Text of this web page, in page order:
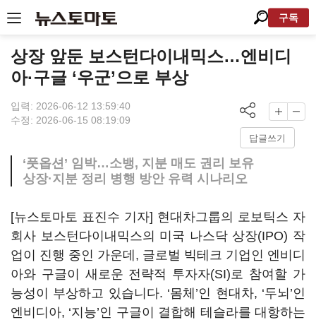
구독
상장 앞둔 보스턴다이내믹스…엔비디
아·구글 ‘우군’으로 부상
입력: 2026-06-12 13:59:40
수정: 2026-06-15 08:19:09
답글쓰기
‘풋옵션’ 임박…소뱅, 지분 매도 권리 보유
상장·지분 정리 병행 방안 유력 시나리오
[뉴스토마토 표진수 기자] 현대차그룹의 로보틱스 자
회사 보스턴다이내믹스의 미국 나스닥 상장(IPO) 작
업이 진행 중인 가운데, 글로벌 빅테크 기업인 엔비디
아와 구글이 새로운 전략적 투자자(SI)로 참여할 가
능성이 부상하고 있습니다. ‘몸체’인 현대차, ‘두뇌’인
엔비디아, ‘지능’인 구글이 결합해 테슬라를 대항하는